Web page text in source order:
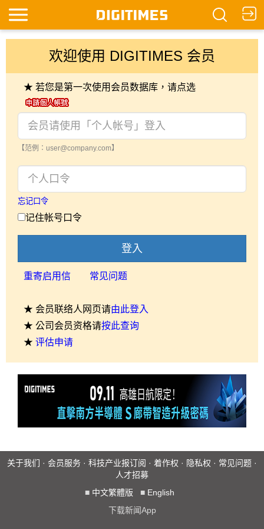
欢迎使用 DIGITIMES 会员
★ 若您是第一次使用会员数据库，请点选
【范例：user@company.com】
忘记口令
记住帐号口令
登入
重寄启用信 常见问题
★ 会员联络人网页请由此登入
★ 公司会员资格请按此查询
★ 评估申请
关于我们 · 会员服务 · 科技产业报订阅 · 着作权 · 隐私权 · 常见问题 ·
人才招募
■ 中文繁體版 ■ English
下载新闻App